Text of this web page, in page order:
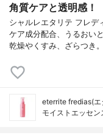
角質ケアと透明感！
シャルレエタリテ フレデ
ケア成分配合、うるおい
乾燥やくすみ、ざらつき
eterrite fredias(エ
モイストエッセン